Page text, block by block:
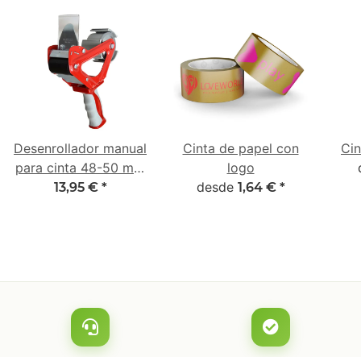
Desenrollador manual
para cinta 48-50 mm
con empuñadura 2K
13,95 € *
Cinta de papel con
logo
desde 1,64 € *